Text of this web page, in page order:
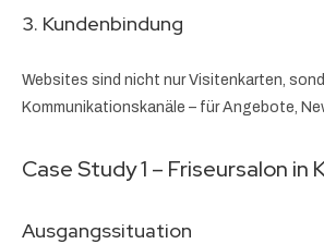
3. Kundenbindung
Websites sind nicht nur Visitenkarten,
Kommunikationskanäle – für Angebote,
Case Study 1 – Friseursalon in
Ausgangssituation